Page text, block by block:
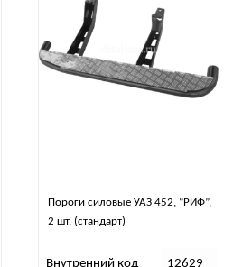
Пороги силовые УАЗ 452, “РИФ”,
2 шт. (стандарт)
Внутренний код 12629